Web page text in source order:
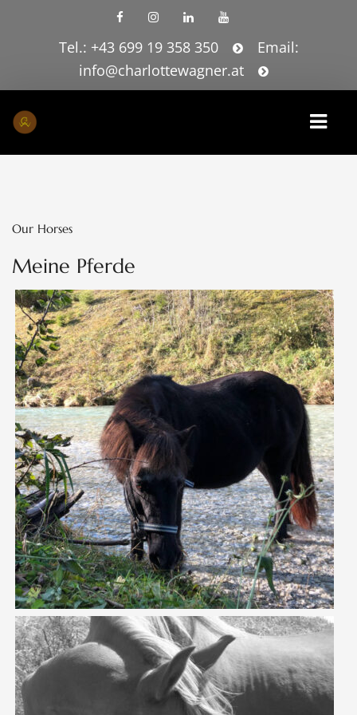
Tel.: +43 699 19 358 350
Email:
info@charlottewagner.at
LEISTUNGEN
AUSBILDUNGSZENTRUM
JOBS
BLOG
KONTAKT
Our Horses
Meine Pferde
FLORA